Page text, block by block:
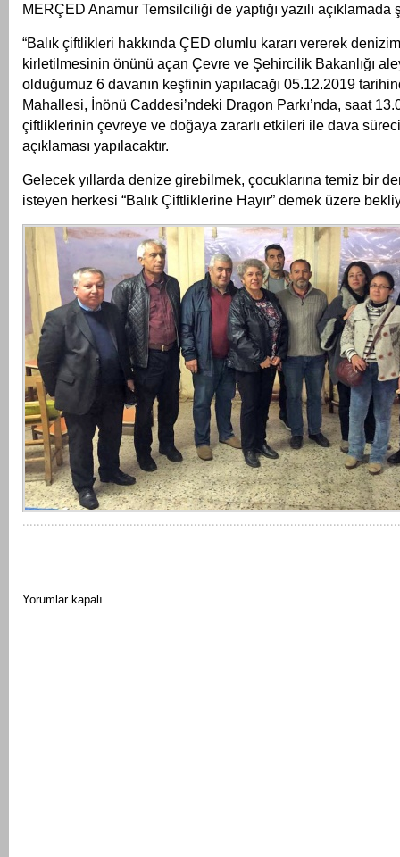
MERÇED Anamur Temsilciliği de yaptığı yazılı açıklamada
“Balık çiftlikleri hakkında ÇED olumlu kararı vererek
kirletilmesinin önünü açan Çevre ve Şehircilik Bakanlığı
olduğumuz 6 davanın keşfinin yapılacağı 05.12.2019
Mahallesi, İnönü Caddesi’ndeki Dragon Parkı’nda, saat
çiftliklerinin çevreye ve doğaya zararlı etkileri ile dava süreci
açıklaması yapılacaktır.
Gelecek yıllarda denize girebilmek, çocuklarına temiz bir
isteyen herkesi “Balık Çiftliklerine Hayır” demek üzere
Yorumlar kapalı.